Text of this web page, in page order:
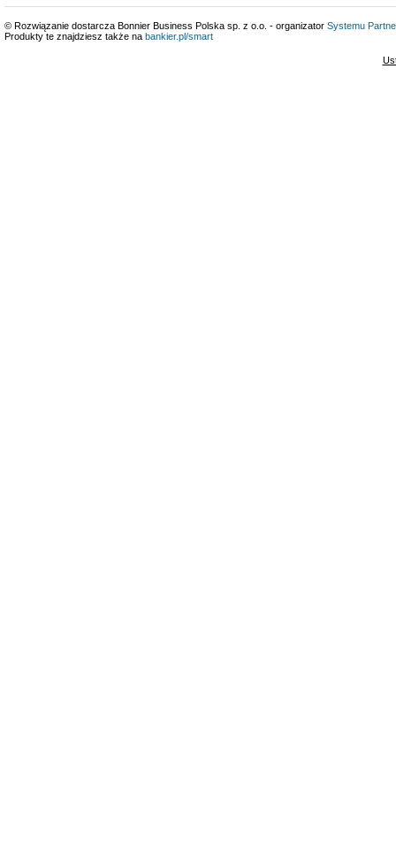
© Rozwiązanie dostarcza Bonnier Business Polska sp. z o.o. - organizator Systemu
Produkty te znajdziesz także na bankier.pl/smart